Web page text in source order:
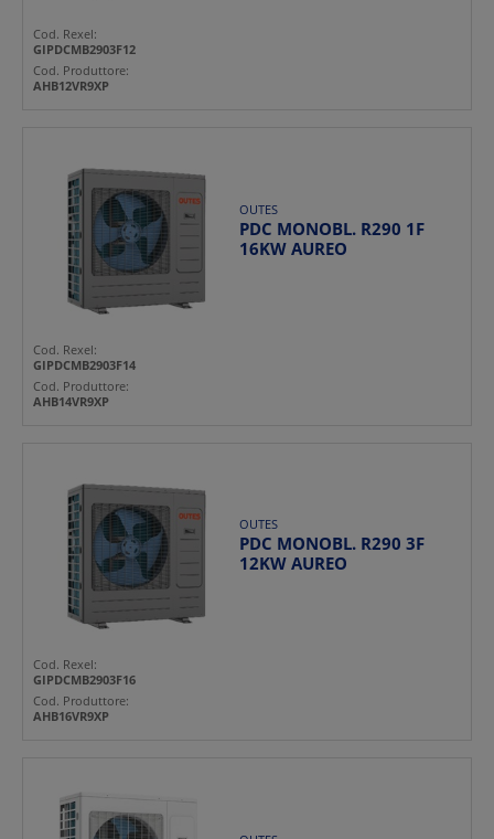
Cod. Rexel:
GIPDCMB2903F12
Cod. Produttore:
AHB12VR9XP
OUTES
PDC MONOBL. R290 1F
16KW AUREO
Cod. Rexel:
GIPDCMB2903F14
Cod. Produttore:
AHB14VR9XP
OUTES
PDC MONOBL. R290 3F
12KW AUREO
Cod. Rexel:
GIPDCMB2903F16
Cod. Produttore:
AHB16VR9XP